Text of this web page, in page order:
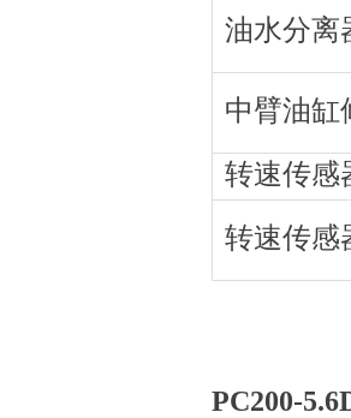
油水分离
中臂油缸
转速传感
转速传感
PC200-